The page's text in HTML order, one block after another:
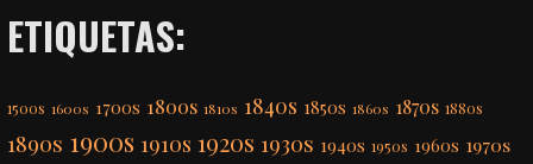
ETIQUETAS:
1500s 1600s 1700s 1800s 1810s 1840s 1850s 1860s 1870s 1880s
1890s 1900s 1910s 1920s 1930s 1940s 1950s 1960s 1970s